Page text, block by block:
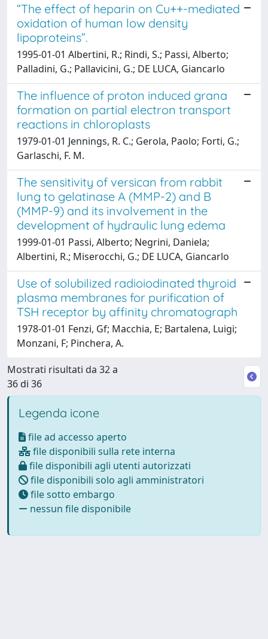
“The effect of heparin on Cu++-mediated
oxidation of human low density
lipoproteins”.
1995-01-01 Albertini, R.; Rindi, S.; Passi, Alberto;
Palladini, G.; Pallavicini, G.; DE LUCA, Giancarlo
The influence of proton induced grana
formation on partial electron transport
reactions in chloroplasts
1979-01-01 Jennings, R. C.; Gerola, Paolo; Forti, G.;
Garlaschi, F. M.
The sensitivity of versican from rabbit
lung to gelatinase A (MMP-2) and B
(MMP-9) and its involvement in the
development of hydraulic lung edema
1999-01-01 Passi, Alberto; Negrini, Daniela;
Albertini, R.; Miserocchi, G.; DE LUCA, Giancarlo
Use of solubilized radioiodinated thyroid
plasma membranes for purification of
TSH receptor by affinity chromatograph
1978-01-01 Fenzi, Gf; Macchia, E; Bartalena, Luigi;
Monzani, F; Pinchera, A.
Mostrati risultati da 32 a
36 di 36
Legenda icone
file ad accesso aperto
file disponibili sulla rete interna
file disponibili agli utenti autorizzati
file disponibili solo agli amministratori
file sotto embargo
nessun file disponibile